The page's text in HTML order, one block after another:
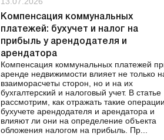
Компенсация коммунальных
платежей: бухучет и налог на
прибыль у арендодателя и
арендатора
Компенсация коммунальных платежей
аренде недвижимости влияет не только
взаиморасчеты сторон, но и на их
бухгалтерский и налоговый учет. В статье
рассмотрим, как отражать такие
бухучете арендодателя и арендатора и
влияют ли они на определение объекта
обложения налогом на прибыль. Пр...